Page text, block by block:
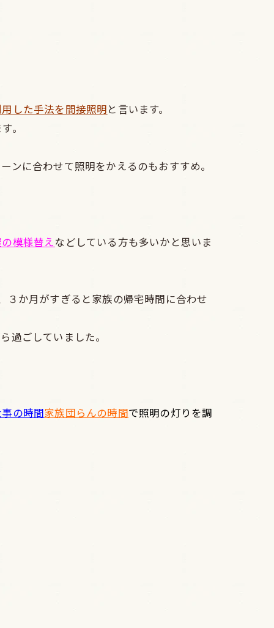
した手法を間接照明 と言います。
。
ンに合わせて照明をかえるのもおすすめ。
模様替え などしている方も多いかと思いま
３か月がすぎると家族の帰宅時間に合わせ
過ごしていました。
の時間 家族団らんの時間 で照明の灯りを調